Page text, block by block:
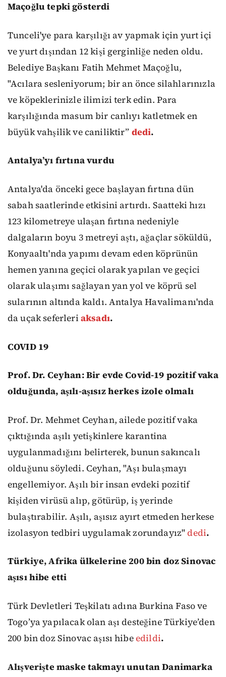
Maçoğlu tepki gösterdi
Tunceli'ye para karşılığı av yapmak için yurt içi
ve yurt dışından 12 kişi gerginliğe neden oldu.
Belediye Başkanı Fatih Mehmet Maçoğlu,
"Acılara sesleniyorum; bir an önce silahlarınızla
ve köpeklerinizle ilimizi terk edin. Para
karşılığında masum bir canlıyı katletmek en
büyük vahşilik ve caniliktir” dedi.
Antalya’yı fırtına vurdu
Antalya'da önceki gece başlayan fırtına dün
sabah saatlerinde etkisini artırdı. Saatteki hızı
123 kilometreye ulaşan fırtına nedeniyle
dalgaların boyu 3 metreyi aştı, ağaçlar söküldü,
Konyaaltı'nda yapımı devam eden köprünün
hemen yanına geçici olarak yapılan ve geçici
olarak ulaşımı sağlayan yan yol ve köprü sel
sularının altında kaldı. Antalya Havalimanı'nda
da uçak seferleri aksadı.
COVID 19
Prof. Dr. Ceyhan: Bir evde Covid-19 pozitif vaka
olduğunda, aşılı-aşısız herkes izole olmalı
Prof. Dr. Mehmet Ceyhan, ailede pozitif vaka
çıktığında aşılı yetişkinlere karantina
uygulanmadığını belirterek, bunun sakıncalı
olduğunu söyledi. Ceyhan, "Aşı bulaşmayı
engellemiyor. Aşılı bir insan evdeki pozitif
kişiden virüsü alıp, götürüp, iş yerinde
bulaştırabilir. Aşılı, aşısız ayırt etmeden herkese
izolasyon tedbiri uygulamak zorundayız" dedi.
Türkiye, Afrika ülkelerine 200 bin doz Sinovac
aşısı hibe etti
Türk Devletleri Teşkilatı adına Burkina Faso ve
Togo’ya yapılacak olan aşı desteğine Türkiye’den
200 bin doz Sinovac aşısı hibeedildi.
Alışverişte maske takmayı unutan Danimarka